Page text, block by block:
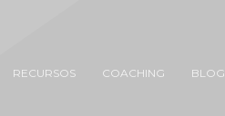
RECURSOS COACHING BLOG